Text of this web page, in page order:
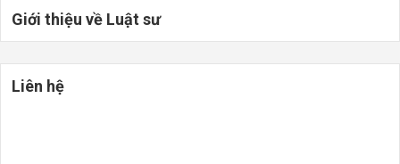
Giới thiệu về Luật sư
Liên hệ